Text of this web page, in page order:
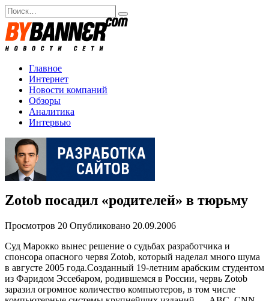
Перейти
к
содержанию
Search
for:
Главное
Интернет
Новости компаний
Обзоры
Аналитика
Интервью
Zotob посадил «родителей» в тюрьму
Просмотров 20 Опубликовано 20.09.2006
Суд Марокко вынес решение о судьбах разработчика и
спонсора опасного червя Zotob, который наделал много шума
в августе 2005 года.Созданный 19-летним арабским студентом
из Фаридом Эссебаром, родившемся в России, червь Zotob
заразил огромное количество компьютеров, в том числе